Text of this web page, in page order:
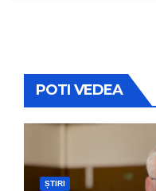
POTI VEDEA
ȘTIRI